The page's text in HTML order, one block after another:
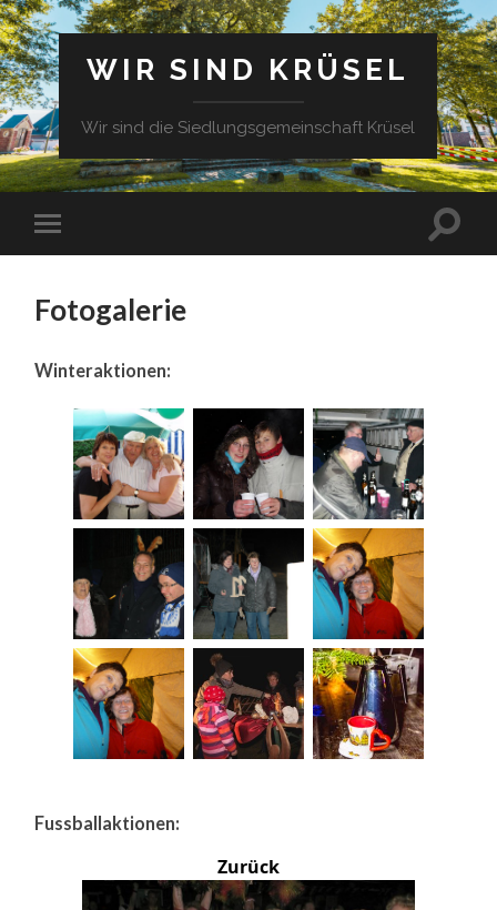
WIR SIND KRÜSEL
Wir sind die Siedlungsgemeinschaft Krüsel
Fotogalerie
Winteraktionen:
Fussballaktionen:
Zurück